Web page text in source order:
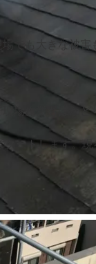
でも大きな被
場作業もはかど
ートします。